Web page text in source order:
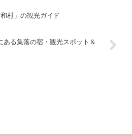
村」の観光ガイド
ある集落の宿・観光スポット＆